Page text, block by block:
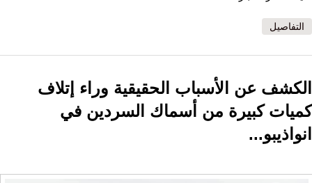
التفاصيل
الكشف عن الأسباب الحقيقية وراء إتلاف
كميات كبيرة من أسماك السردين في
انواذيبو...